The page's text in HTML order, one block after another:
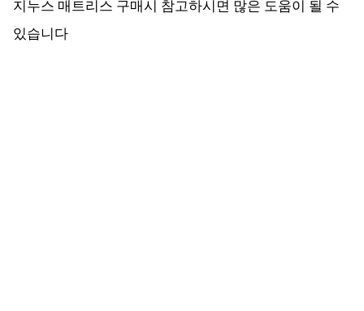
지누스 매트리스 구매시 참고하시면 많은 도움이 될 수
있습니다